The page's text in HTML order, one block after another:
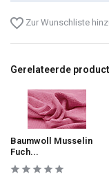
Zur Wunschliste
Gerelateerde
Baumwoll Musselin
Fuch...